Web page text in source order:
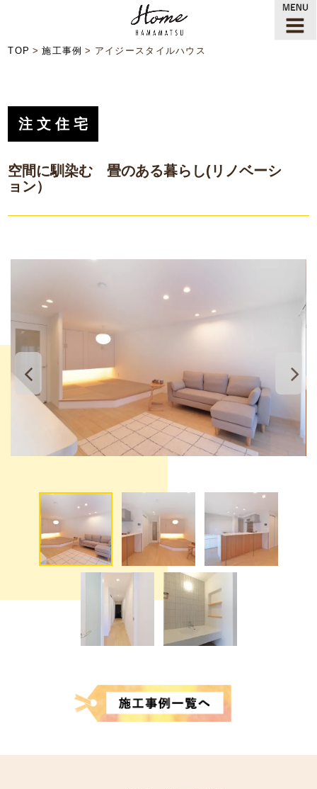
TOP 施工事例 アイジースタイルハウス
注文住宅
空間に馴染む 畳のある暮らし(リノベーシ
ョン）